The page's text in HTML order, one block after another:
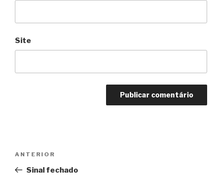
Site
Post
Anterior
ANTERIOR
Sinal fechado